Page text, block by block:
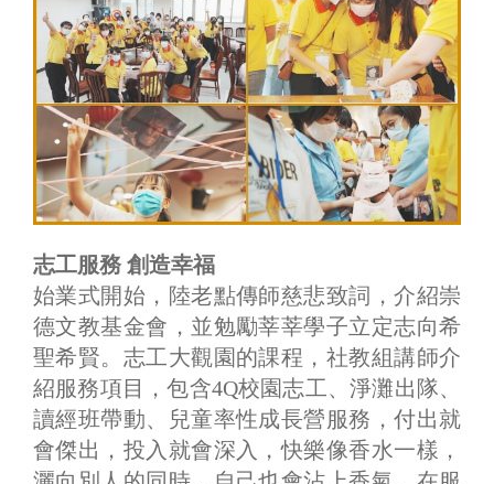
志工服務 創造幸福
始業式開始，陸老點傳師慈悲致詞，介紹崇
德文教基金會，並勉勵莘莘學子立定志向希
聖希賢。志工大觀園的課程，社教組講師介
紹服務項目，包含4Q校園志工、淨灘出隊、
讀經班帶動、兒童率性成長營服務，付出就
會傑出，投入就會深入，快樂像香水一樣，